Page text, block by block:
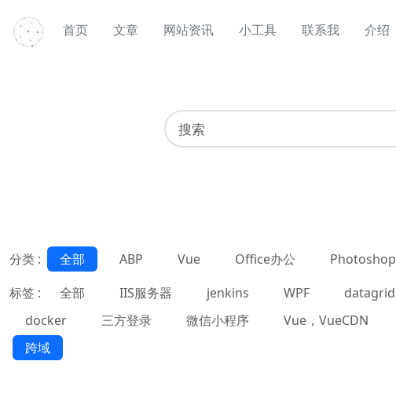
首页 文章 网站资讯 小工具 联系我 介绍
分类 : 全部 ABP Vue Office办公 Photoshop
标签 :
全部 IIS服务器 jenkins WPF datagrid
docker
三方登录 微信小程序 Vue，VueCDN
跨域